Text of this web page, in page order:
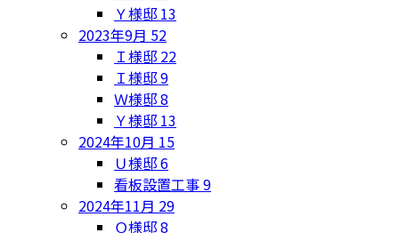
Ｙ様邸 13
2023年9月 52
Ｉ様邸 22
Ｉ様邸9
Ｗ様邸8
Ｙ様邸 13
2024年10月 15
Ｕ様邸6
看板設置工事9
2024年11月 29
Ｏ様邸8